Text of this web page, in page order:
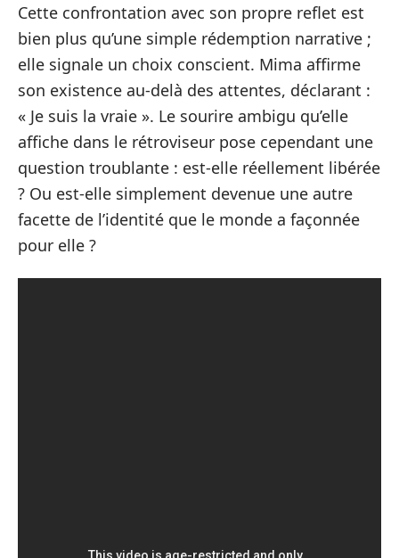
Cette confrontation avec son propre reflet est
bien plus qu’une simple rédemption narrative ;
elle signale un choix conscient. Mima affirme
son existence au-delà des attentes, déclarant :
« Je suis la vraie ». Le sourire ambigu qu’elle
affiche dans le rétroviseur pose cependant une
question troublante : est-elle réellement libérée
? Ou est-elle simplement devenue une autre
facette de l’identité que le monde a façonnée
pour elle ?